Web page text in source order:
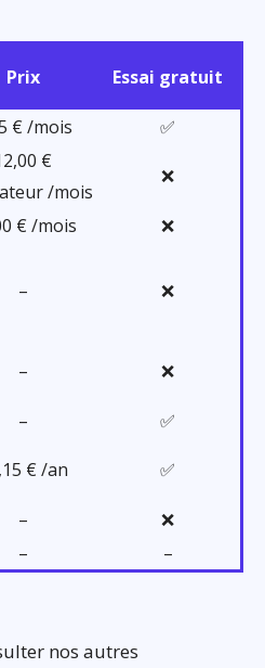
Prix Essai gratuit
€ /mois ✅
€
/mois
❌
€ /mois
❌
– ❌
– ❌
–
✅
€ /an ✅
–
❌
– –
nos autres